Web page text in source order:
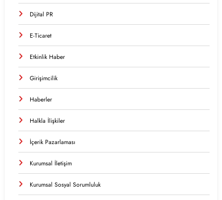
Dijital PR
E-Ticaret
Etkinlik Haber
Girişimcilik
Haberler
Halkla İlişkiler
İçerik Pazarlaması
Kurumsal İletişim
Kurumsal Sosyal Sorumluluk